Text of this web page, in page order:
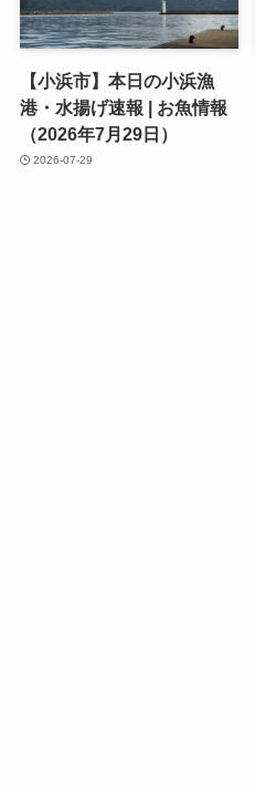
【小浜市】本日の小浜漁
港・水揚げ速報 | お魚情報
（2026年7月29日）
2026-07-29